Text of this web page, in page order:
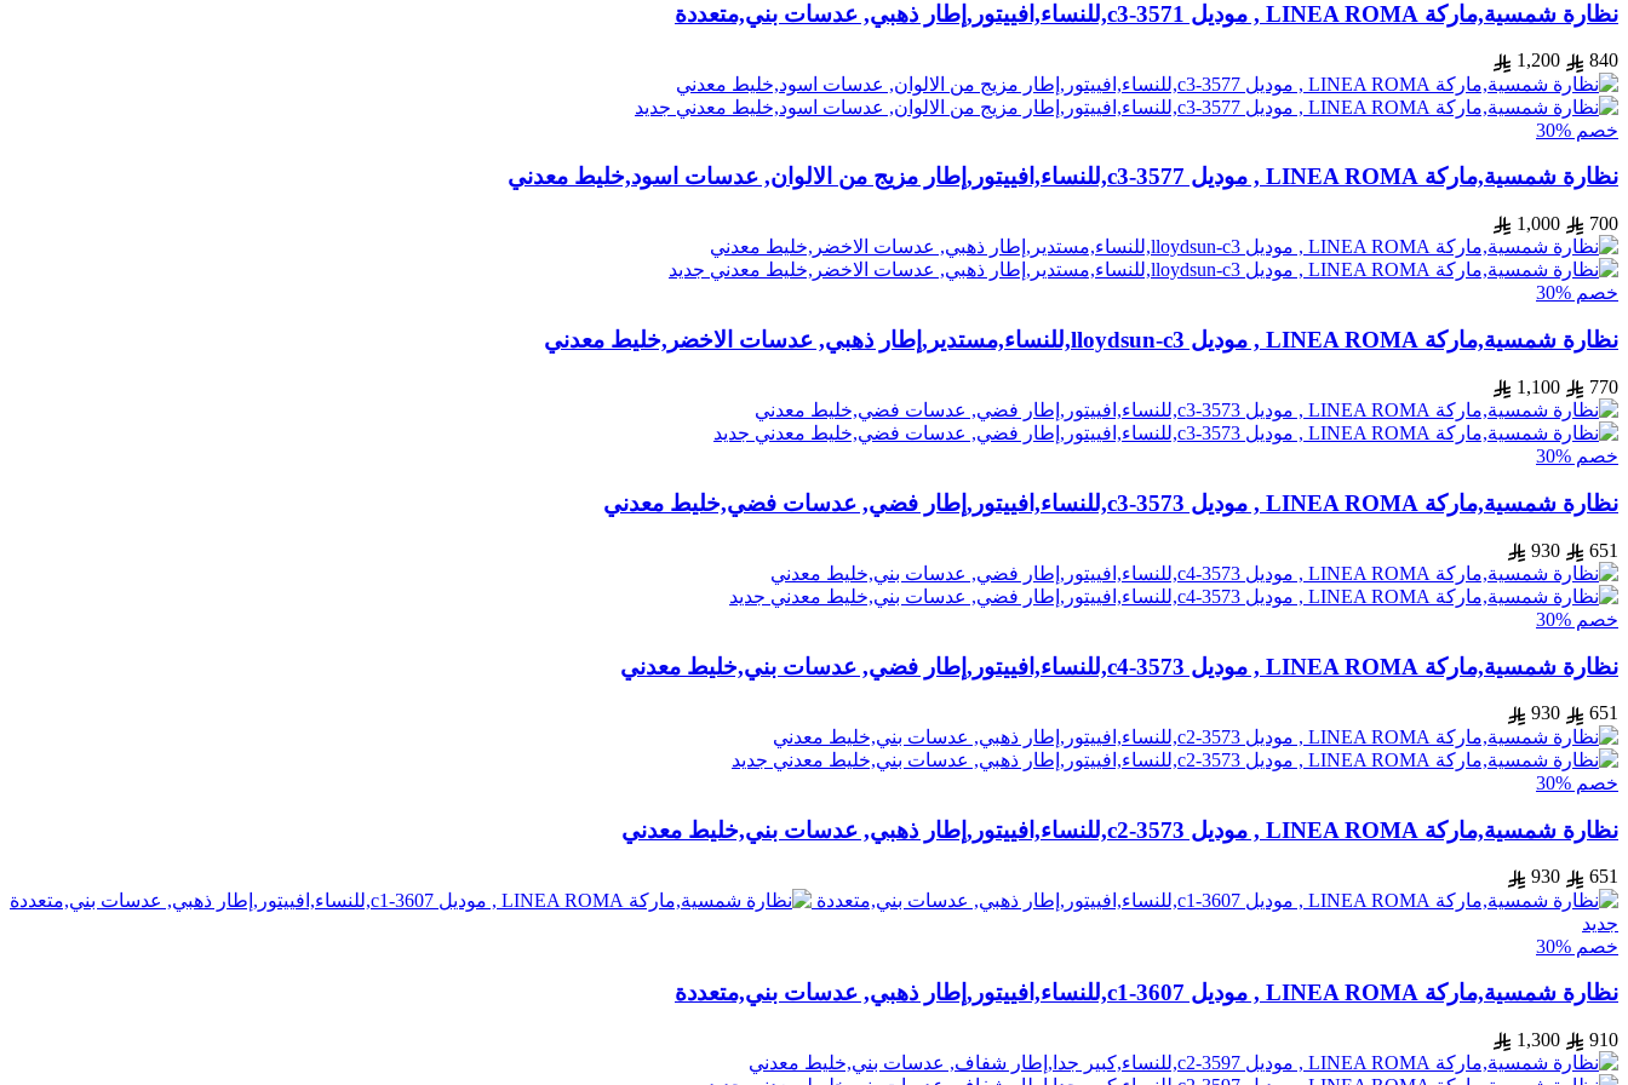
نظارة شمسية,ماركة LINEA ROMA , موديل 3571-c3,للنساء,افييتور,إطار ذهبي, عدسات بني,متعددة
840
1,200
جديد
خصم %30
نظارة شمسية,ماركة LINEA ROMA , موديل 3577-c3,للنساء,افييتور,إطار مزيج من الالوان, عدسات اسود,خليط معدني
700
1,000
جديد
خصم %30
نظارة شمسية,ماركة LINEA ROMA , موديل lloydsun-c3,للنساء,مستدير,إطار ذهبي, عدسات الاخضر,خليط معدني
770
1,100
جديد
خصم %30
نظارة شمسية,ماركة LINEA ROMA , موديل 3573-c3,للنساء,افييتور,إطار فضي, عدسات فضي,خليط معدني
651
930
جديد
خصم %30
نظارة شمسية,ماركة LINEA ROMA , موديل 3573-c4,للنساء,افييتور,إطار فضي, عدسات بني,خليط معدني
651
930
جديد
خصم %30
نظارة شمسية,ماركة LINEA ROMA , موديل 3573-c2,للنساء,افييتور,إطار ذهبي, عدسات بني,خليط معدني
651
930
جديد
خصم %30
نظارة شمسية,ماركة LINEA ROMA , موديل 3607-c1,للنساء,افييتور,إطار ذهبي, عدسات بني,متعددة
910
1,300